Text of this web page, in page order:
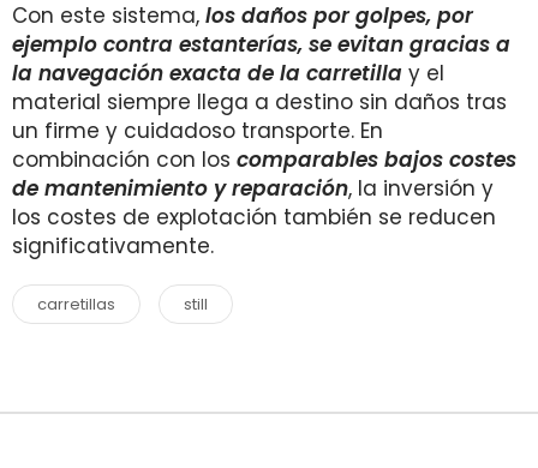
Con este sistema, los daños por golpes, por
ejemplo contra estanterías, se evitan gracias a
la navegación exacta de la carretilla y el
material siempre llega a destino sin daños tras
un firme y cuidadoso transporte. En
combinación con los comparables bajos costes
de mantenimiento y reparación, la inversión y
los costes de explotación también se reducen
significativamente.
carretillas still